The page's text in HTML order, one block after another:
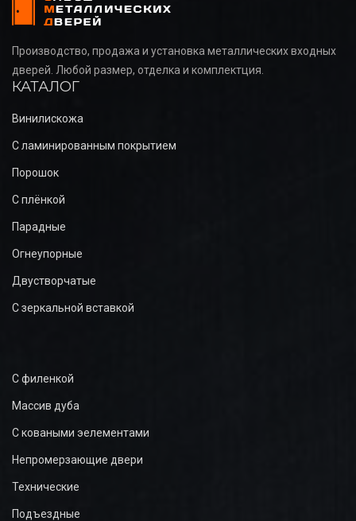
Производство, продажа и установка металлических входных
дверей. Любой размер, отделка и комплектция.
КАТАЛОГ
Винилискожа
С ламинированным покрытием
Порошок
С плёнкой
Парадные
Огнеупорные
Двустворчатые
С зеркальной вставкой
С филенкой
Массив дуба
С коваными эелементами
Непромерзающие двери
Технические
Подъездные